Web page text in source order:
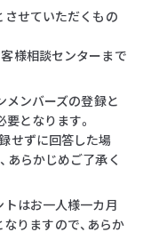
させていただくもの
様相談センターまで
メンバーズの登録と
となります。
せずに回答した場
あらかじめご了承く
トはお一人様一カ月
りますので、あらか